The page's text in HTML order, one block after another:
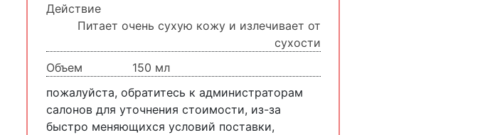
Действие
Питает очень сухую кожу и излечивает от
сухости
Объем
150 мл
пожалуйста, обратитесь к администраторам
салонов для уточнения стоимости, из-за
быстро меняющихся условий поставки,